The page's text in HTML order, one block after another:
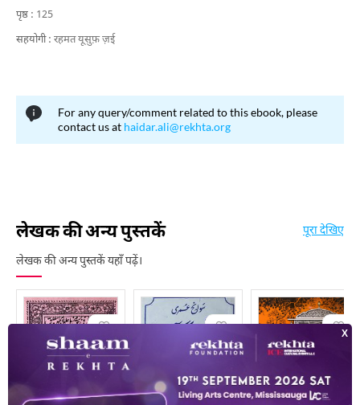
पृष्ठ : 125
सहयोगी : रहमत यूसुफ़ ज़ई
For any query/comment related to this ebook, please
contact us at haidar.ali@rekhta.org
लेखक की अन्य पुस्तकें
लेखक की अन्य पुस्तकें यहाँ पढ़ें।
पूरा देखिए